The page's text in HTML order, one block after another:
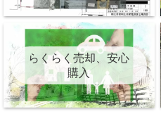
らくらく売却、安心
購入